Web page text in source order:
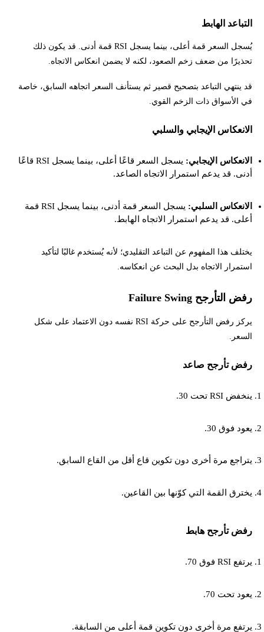
التباعد الهابط
يُسجل السعر قمة أعلى، بينما يسجل RSI قمة أدنى. قد يكون ذلك
تحذيرًا من ضعف زخم الصعود، لكنه لا يضمن انعكاس الاتجاه.
قد ينتهي التباعد بتصحيح قصير ثم يستأنف السعر اتجاهه السابق، خاصة
في الأسواق ذات الزخم القوي.
الانعكاس الإيجابي والسلبي
الانعكاس الإيجابي:
يسجل السعر قاعًا أعلى، بينما يسجل RSI قاعًا
أدنى. قد يدعم استمرار الاتجاه الصاعد.
الانعكاس السلبي:
يسجل السعر قمة أدنى، بينما يسجل RSI قمة
أعلى. قد يدعم استمرار الاتجاه الهابط.
يختلف هذا المفهوم عن التباعد التقليدي؛ لأنه يُستخدم غالبًا لتأكيد
استمرار الاتجاه بدل البحث عن انعكاسه.
رفض التأرجح Failure Swing
يركز رفض التأرجح على حركة RSI نفسه دون الاعتماد على شكل
السعر.
رفض تأرجح صاعد
ينخفض RSI تحت 30.
يعود فوق 30.
يتراجع مرة أخرى دون تكوين قاع أقل من القاع السابق.
يخترق القمة التي كوّنها بين القاعين.
رفض تأرجح هابط
يرتفع RSI فوق 70.
يعود تحت 70.
يرتفع مرة أخرى دون تكوين قمة أعلى من السابقة.